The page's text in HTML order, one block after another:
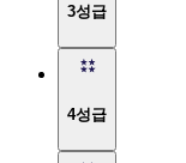
3성급
4성급